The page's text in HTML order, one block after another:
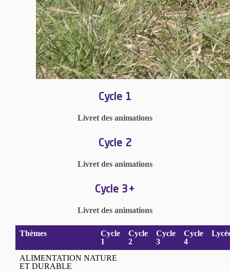
Cycle 1
Livret des animations
Cycle 2
Livret des animations
Cycle 3+
Livret des animations
Thèmes
Cycle
1
Cycle
2
Cycle
3
Cycle
4
ALIMENTATION NATURE
ET DURABLE